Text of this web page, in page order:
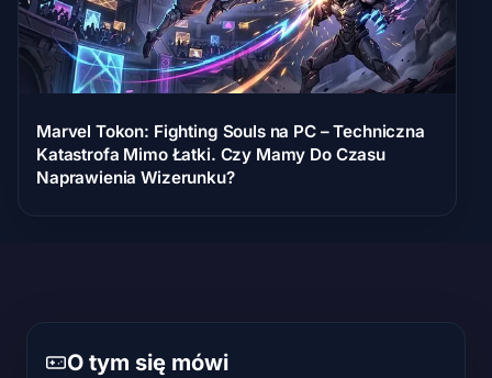
Marvel Tokon: Fighting Souls na PC – Techniczna
Katastrofa Mimo Łatki. Czy Mamy Do Czasu
Naprawienia Wizerunku?
O tym się mówi